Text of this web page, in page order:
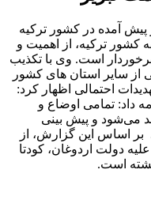
پیش آمده در کشور ترکیه
کشور ترکیه، از اهمیت و
است. وی با تکذیب
از سایر استان های کشور
احتمالی اظهار کرد:
داد: تمامی اوضاع و
می‌شود و پیش بینی
اساس این گزارش، از
دولت اردوغان، کودتا
است.